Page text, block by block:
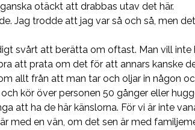
otäckt att drabbas utav det här.
Jag trodde att jag var så och så, men
svårt att berätta om oftast. Man vill inte
att prata om det för att annars kanske
allt från att man tar och oljar in någon
kör över personen 50 gånger eller
att ha de här känslorna. För vi är inte
med en vän, om det sen är med